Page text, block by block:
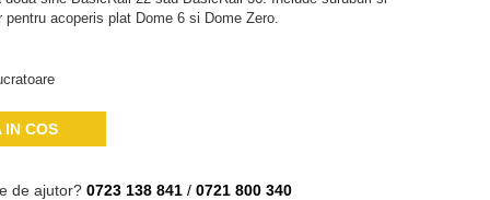
acoperis plat Dome 6 si Dome Zero.
IN COS
de ajutor? 0723 138 841 / 0721 800 340